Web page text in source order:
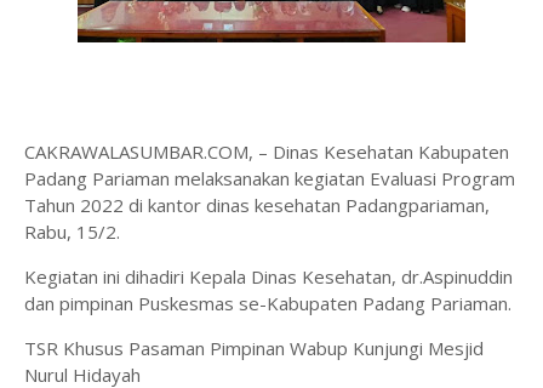
CAKRAWALASUMBAR.COM, – Dinas Kesehatan Kabupaten
Padang Pariaman melaksanakan kegiatan Evaluasi Program
Tahun 2022 di kantor dinas kesehatan Padangpariaman,
Rabu, 15/2.
Kegiatan ini dihadiri Kepala Dinas Kesehatan, dr.Aspinuddin
dan pimpinan Puskesmas se-Kabupaten Padang Pariaman.
TSR Khusus Pasaman Pimpinan Wabup Kunjungi Mesjid
Nurul Hidayah